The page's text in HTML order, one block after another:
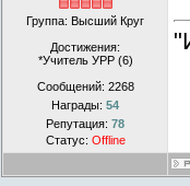
Группа: Высший Круг
Достижения:
*Учитель УРР (6)
Сообщений: 2268
Награды: 54
Репутация: 78
Статус: Offline